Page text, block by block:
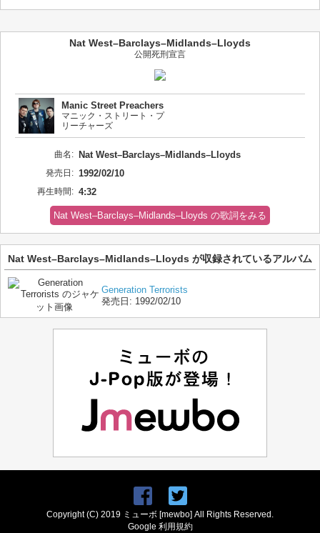
Nat West–Barclays–Midlands–Lloyds
公開死刑宣言
Manic Street Preachers
マニック・ストリート・プ
リーチャーズ
曲名: Nat West–Barclays–Midlands–Lloyds
発売日: 1992/02/10
再生時間: 4:32
Nat West–Barclays–Midlands–Lloyds の歌詞をみる
Nat West–Barclays–Midlands–Lloyds が収録されているアルバム
Generation Terrorists
発売日: 1992/02/10
Copyright (C) 2019 ミューボ [mewbo] All Rights Reserved.
Google 利用規約